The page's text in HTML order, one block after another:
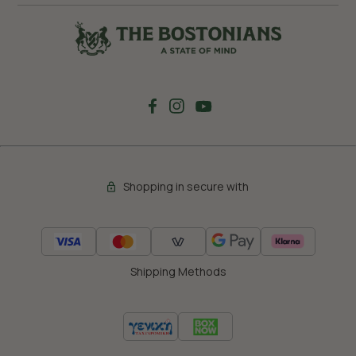
Shopping in secure with
Shipping Methods